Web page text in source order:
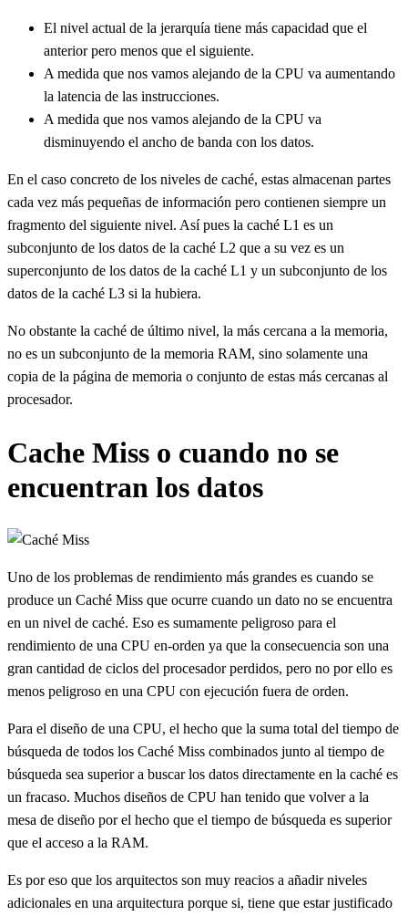
El nivel actual de la jerarquía tiene más capacidad que el
anterior pero menos que el siguiente.
A medida que nos vamos alejando de la CPU va aumentando
la latencia de las instrucciones.
A medida que nos vamos alejando de la CPU va
disminuyendo el ancho de banda con los datos.
En el caso concreto de los niveles de caché, estas almacenan partes
cada vez más pequeñas de información pero contienen siempre un
fragmento del siguiente nivel. Así pues la caché L1 es un
subconjunto de los datos de la caché L2 que a su vez es un
superconjunto de los datos de la caché L1 y un subconjunto de los
datos de la caché L3 si la hubiera.
No obstante la caché de último nivel, la más cercana a la memoria,
no es un subconjunto de la memoria RAM, sino solamente una
copia de la página de memoria o conjunto de estas más cercanas al
procesador.
Cache Miss o cuando no se
encuentran los datos
Uno de los problemas de rendimiento más grandes es cuando se
produce un Caché Miss que ocurre cuando un dato no se encuentra
en un nivel de caché. Eso es sumamente peligroso para el
rendimiento de una CPU en-orden ya que la consecuencia son una
gran cantidad de ciclos del procesador perdidos, pero no por ello es
menos peligroso en una CPU con ejecución fuera de orden.
Para el diseño de una CPU, el hecho que la suma total del tiempo de
búsqueda de todos los Caché Miss combinados junto al tiempo de
búsqueda sea superior a buscar los datos directamente en la caché es
un fracaso. Muchos diseños de CPU han tenido que volver a la
mesa de diseño por el hecho que el tiempo de búsqueda es superior
que el acceso a la RAM.
Es por eso que los arquitectos son muy reacios a añadir niveles
adicionales en una arquitectura porque si, tiene que estar justificado